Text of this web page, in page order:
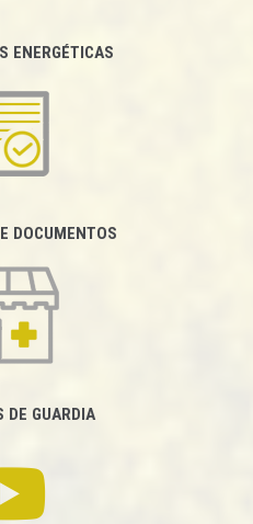
ENERGÉTICAS
DOCUMENTOS
DE GUARDIA